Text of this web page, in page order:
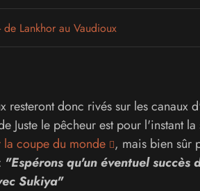
Lankhor au Vaudioux
donc rivés sur les canaux
Juste le pêcheur est pour l'instant
la coupe du monde , mais bien sûr
"Espérons qu'un éventuel
Sukiya"